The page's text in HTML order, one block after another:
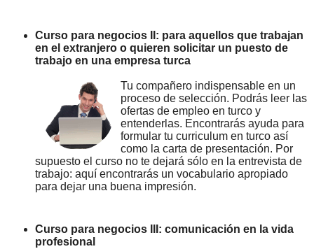
Curso para negocios II: para aquellos que trabajan
en el extranjero o quieren solicitar un puesto de
trabajo en una empresa turca
Tu compañero indispensable en un
proceso de selección. Podrás leer las
ofertas de empleo en turco y
entenderlas. Encontrarás ayuda para
formular tu curriculum en turco así
como la carta de presentación. Por
supuesto el curso no te dejará sólo en la entrevista de
trabajo: aquí encontrarás un vocabulario apropiado
para dejar una buena impresión.
Curso para negocios III: comunicación en la vida
profesional